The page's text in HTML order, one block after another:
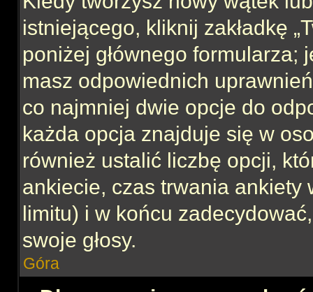
istniejącego, kliknij zakładkę
poniżej głównego formularza;
masz odpowiednich
co najmniej dwie opcje do
każda opcja znajduje się w
również ustalić liczbę opcji,
ankiecie, czas trwania ankiety
limitu) i w końcu
swoje głosy.
Góra